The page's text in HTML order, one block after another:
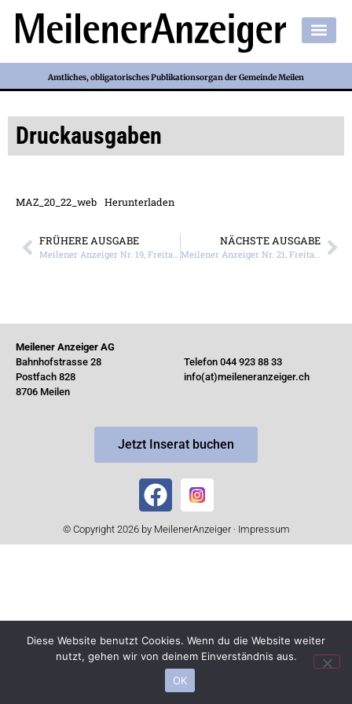
Amtliches, obligatorisches Publikationsorgan der Gemeinde Meilen
Druckausgaben
MAZ_20_22_web Herunterladen
FRÜHERE AUSGABE
Meilener Anzeiger Nr. 19, Freitag, 13. Mai 2022
NÄCHSTE AUSGABE
Meilener Anzeiger Nr. 21, Freitag, 27. Mai 2022
Meilener Anzeiger AG
Bahnhofstrasse 28
Postfach 828
8706 Meilen
Telefon 044 923 88 33
info(at)meileneranzeiger.ch
Jetzt Inserat buchen
© Copyright 2026 by MeilenerAnzeiger · Impressum
Diese Website benutzt Cookies. Wenn du die Website weiter
nutzt, gehen wir von deinem Einverständnis aus.
OK